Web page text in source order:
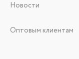
Новости
Оптовым клиентам